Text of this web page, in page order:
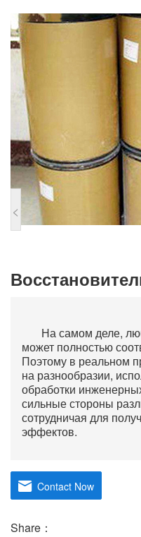
<
На самом деле,
может полностью
Поэтому в реальном
на разнообразии,
обработки
сильные стороны
сотрудничая для
эффектов.
Contact Now
Share：